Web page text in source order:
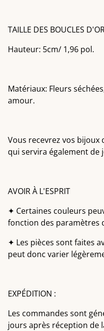
TAILLE DES BOUCLES
Hauteur: 5cm/ 1,96 pol.
Matériaux: Fleurs
amour.
Vous recevrez vos
qui servira également de
AVOIR À L'ESPRIT
✦ Certaines couleurs
fonction des paramètres
✦ Les pièces sont faites
peut donc varier
EXPÉDITION :
Les commandes sont
jours après réception de